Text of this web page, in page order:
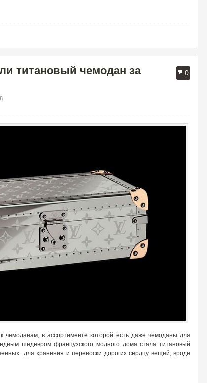
0
титановый чемодан за
чемоданам, в ассортименте которой есть даже чемоданы для
шедевром французского модного дома стала титановый
для хранения и переноски дорогих сердцу вещей, вроде